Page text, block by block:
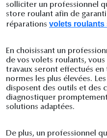
solliciter un professionnel
store roulant afin de
réparations volets roulants
En choisissant un
de vos volets roulants,
travaux seront effectués
normes les plus élevées.
disposent des outils et des
diagnostiquer
solutions adaptées.
De plus, un professionnel